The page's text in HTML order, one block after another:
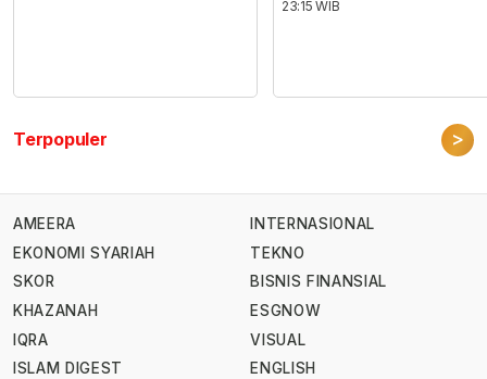
23:15 WIB
Terpopuler >
AMEERA
EKONOMI SYARIAH
SKOR
KHAZANAH
IQRA
ISLAM DIGEST
INTERNASIONAL
TEKNO
BISNIS FINANSIAL
ESGNOW
VISUAL
ENGLISH